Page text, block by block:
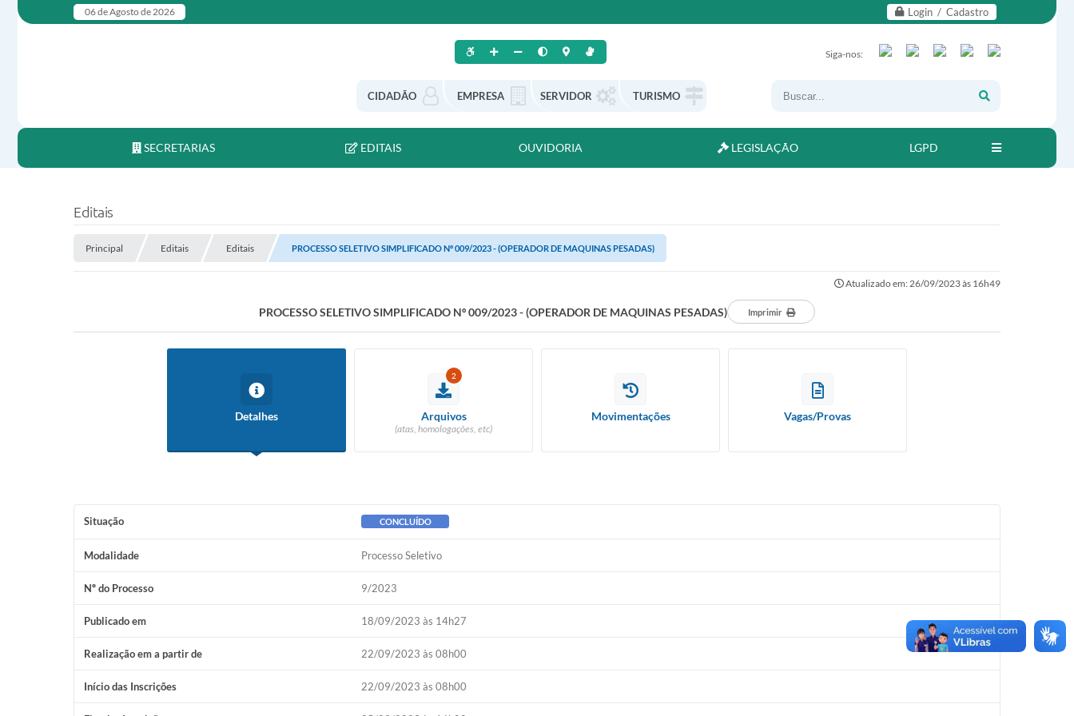
Login / Cadastro
06 de Agosto de 2026
CIDADÃO EMPRESA SERVIDOR TURISMO
Siga-nos:
SECRETARIAS EDITAIS OUVIDORIA LEGISLAÇÃO LGPD
Editais
Principal Editais Editais PROCESSO SELETIVO SIMPLIFICADO Nº 009/2023 - (OPERADOR DE MAQUINAS PESADAS)
Atualizado em: 26/09/2023 às 16h49
PROCESSO SELETIVO SIMPLIFICADO Nº 009/2023 - (OPERADOR DE MAQUINAS PESADAS) Imprimir
Detalhes
2
Arquivos
(atas, homologações, etc)
Movimentações Vagas/Provas
Situação CONCLUÍDO
Modalidade Processo Seletivo
Nº do Processo 9/2023
Publicado em 18/09/2023 às 14h27
Realização em a partir de 22/09/2023 às 08h00
Início das Inscrições 22/09/2023 às 08h00